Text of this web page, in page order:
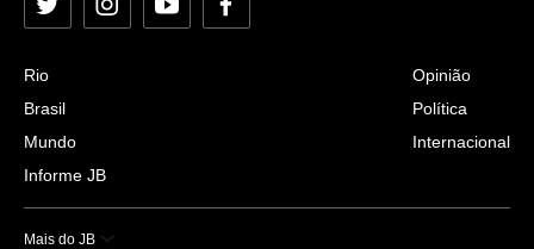
Twitter InstagramYouTubeFacebook
Rio
Brasil
Mundo
Informe JB
Opinião
Política
Internacional
Mais do JB